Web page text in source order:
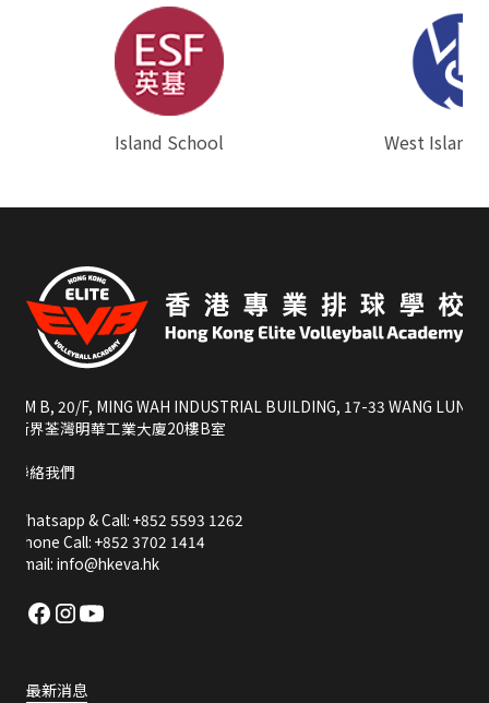
⁠Island School West Island
RM B, 20/F, MING WAH INDUSTRIAL BUILDING, 17-33 WANG LUNG
新界荃灣明華工業大廈20樓B室
聯絡我們
Whatsapp & Call: +852 5593 1262
Phone Call: +852 3702 1414
Email: info@hkeva.hk
最新消息